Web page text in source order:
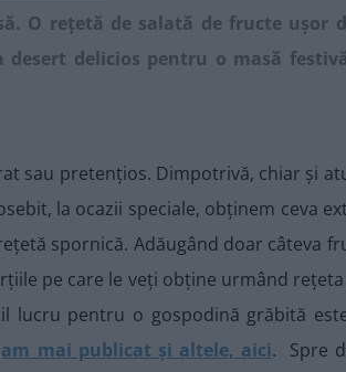
O rețetă de salată de fructe ușor
delicios pentru o masă
sau pretențios. Dimpotrivă, chiar și
la ocazii speciale, obținem ceva
spornică. Adăugând doar câteva
pe care le veți obține urmând
lucru pentru o gospodină grăbită
am mai publicat și altele, aici. Spre